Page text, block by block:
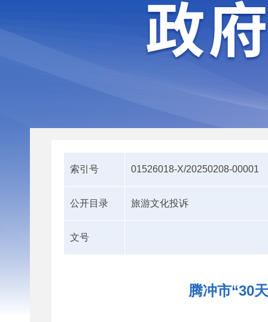
索引号 01526018-X/20250208-00001
公开目录 旅游文化投诉
文号
腾冲市“30